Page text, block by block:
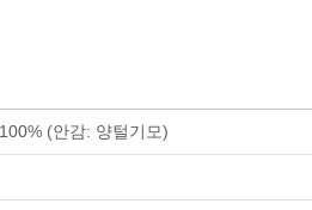
(안감: 양털기모)